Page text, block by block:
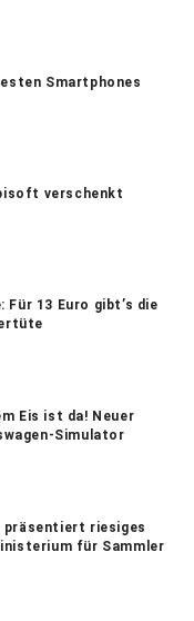
Smartphones
verschenkt
Für 13 Euro gibt’s die
Eis ist da! Neuer
Simulator
präsentiert riesiges
für Sammler